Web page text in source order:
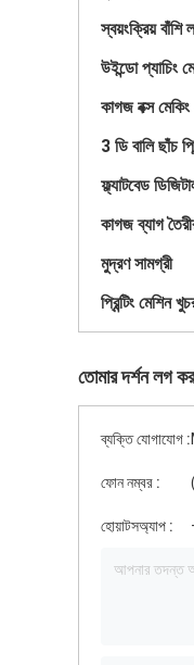
স্বয়ংক্রিয় বাঁশি
উইন্ডো প্যাচিং
কাগজ বক্স মেকিং
3 ডি বালি ছাঁচ
ফ্ল্যাটবেড
কাগজ ব্যাগ
মুদ্রণ সামগ্রী
প্রিন্টিং মেশিন
তোমার দর্শন লগ
ব্যক্তি যোগাযোগ :
ফোন নম্বর :
হোয়াটসঅ্যাপ :